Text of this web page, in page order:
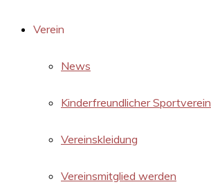
Verein
News
Kinderfreundlicher Sportverein
Vereinskleidung
Vereinsmitglied werden